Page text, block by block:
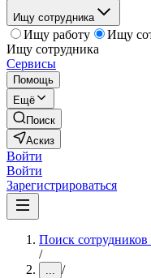
Ищу сотрудника
Ищу работу
Ищу
Ищу сотрудника
Сервисы
Помощь
Ещё
Поиск
Аскиз
Войти
Войти
Зарегистрироваться
Поиск
/
... /